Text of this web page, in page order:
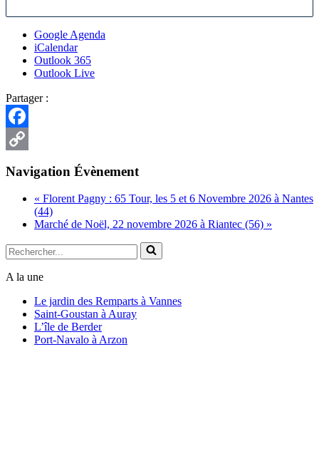
Google Agenda
iCalendar
Outlook 365
Outlook Live
Partager :
Facebook
Navigation Évènement
« Florent Pagny : 65 Tour, les 5 et 6 Novembre 2026 à Nantes
(44)
Marché de Noël, 22 novembre 2026 à Riantec (56) »
Rechercher...
A la une
Le jardin des Remparts à Vannes
Saint-Goustan à Auray
L’île de Berder
Port-Navalo à Arzon